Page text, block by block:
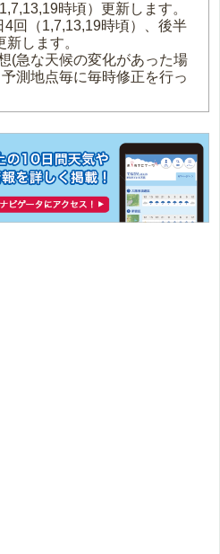
時頃）更新します。
回（1,7,13,19時頃）、後半
します。
(急な天候の変化があった場
測地点毎に毎時修正を行っ